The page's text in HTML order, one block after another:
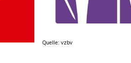
Quelle: vzbv